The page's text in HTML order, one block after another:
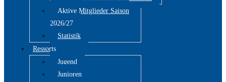
Aktive Mitglieder Saison
2026/27
Statistik
Ressorts
Jugend
Junioren